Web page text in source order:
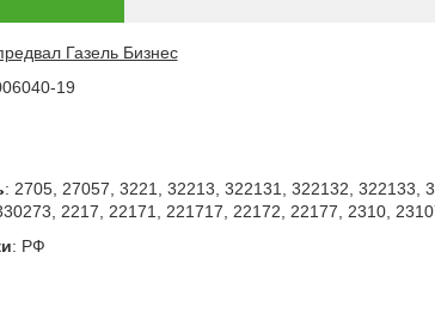
Газель Бизнес
19
: 2705, 27057, 3221, 32213, 322131, 322132, 322133,
2217, 22171, 221717, 22172, 22177, 2310,
: РФ